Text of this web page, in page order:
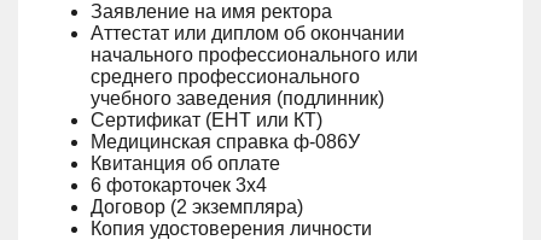
Заявление на имя ректора
Аттестат или диплом об окончании
начального профессионального или
среднего профессионального
учебного заведения (подлинник)
Сертификат (ЕНТ или КТ)
Медицинская справка ф-086У
Квитанция об оплате
6 фотокарточек 3х4
Договор (2 экземпляра)
Копия удостоверения личности